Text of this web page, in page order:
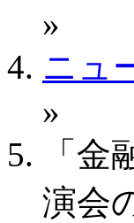
»
ニュ
»
「
演会